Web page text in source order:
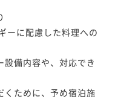
ーに配慮した料理への
備内容や、対応でき
ために、予め宿泊施